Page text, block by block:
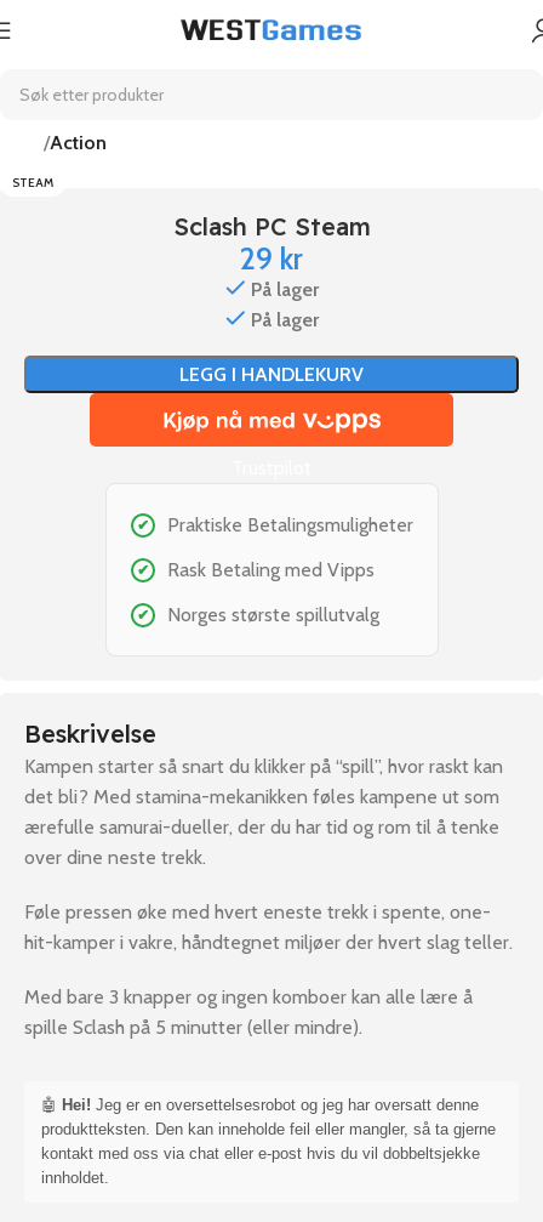
Action
STEAM
Sclash PC Steam
29 kr
På lager
På lager
LEGG I HANDLEKURV
✔ Praktiske Betalingsmuligheter
✔ Rask Betaling med Vipps
✔ Norges største spillutvalg
Beskrivelse
Kampen starter så snart du klikker på “spill”, hvor raskt kan
det bli? Med stamina-mekanikken føles kampene ut som
ærefulle samurai-dueller, der du har tid og rom til å tenke
over dine neste trekk.
Føle pressen øke med hvert eneste trekk i spente, one-
hit-kamper i vakre, håndtegnet miljøer der hvert slag teller.
Med bare 3 knapper og ingen komboer kan alle lære å
spille Sclash på 5 minutter (eller mindre).
🤖 Hei! Jeg er en oversettelsesrobot og jeg har oversatt denne
produktteksten. Den kan inneholde feil eller mangler, så ta gjerne
kontakt med oss via chat eller e-post hvis du vil dobbeltsjekke
innholdet.